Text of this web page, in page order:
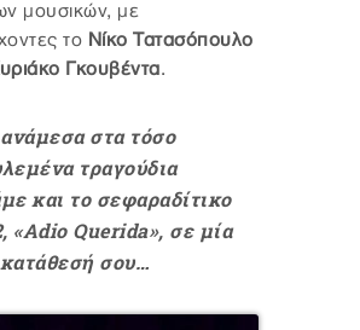
μουσικών, με
το Νίκο Τατασόπουλο
Γκουβέντα.
στα τόσο
τραγούδια
και το σεφαραδίτικο
«Adio Querida», σε μία
σου…